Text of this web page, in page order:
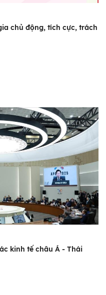
chủ động, tích cực, trách
kinh tế châu Á - Thái